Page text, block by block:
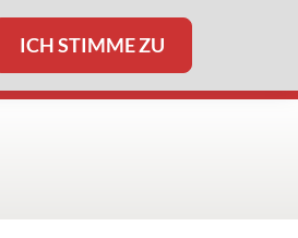
ICH STIMME ZU